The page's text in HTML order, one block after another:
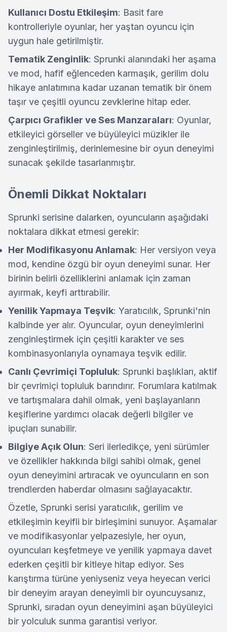
Kullanıcı Dostu Etkileşim: Basit fare
kontrolleriyle oyunlar, her yaştan oyuncu için
uygun hale getirilmiştir.
Tematik Zenginlik: Sprunki alanındaki her aşama
ve mod, hafif eğlenceden karmaşık, gerilim dolu
hikaye anlatımına kadar uzanan tematik bir önem
taşır ve çeşitli oyuncu zevklerine hitap eder.
Çarpıcı Grafikler ve Ses Manzaraları: Oyunlar,
etkileyici görseller ve büyüleyici müzikler ile
zenginleştirilmiş, derinlemesine bir oyun deneyimi
sunacak şekilde tasarlanmıştır.
Önemli Dikkat Noktaları
Sprunki serisine dalarken, oyuncuların aşağıdaki
noktalara dikkat etmesi gerekir:
Her Modifikasyonu Anlamak: Her versiyon veya
mod, kendine özgü bir oyun deneyimi sunar. Her
birinin belirli özelliklerini anlamak için zaman
ayırmak, keyfi arttırabilir.
Yenilik Yapmaya Teşvik: Yaratıcılık, Sprunki'nin
kalbinde yer alır. Oyuncular, oyun deneyimlerini
zenginleştirmek için çeşitli karakter ve ses
kombinasyonlarıyla oynamaya teşvik edilir.
Canlı Çevrimiçi Topluluk: Sprunki başlıkları, aktif
bir çevrimiçi topluluk barındırır. Forumlara katılmak
ve tartışmalara dahil olmak, yeni başlayanların
keşiflerine yardımcı olacak değerli bilgiler ve
ipuçları sunabilir.
Bilgiye Açık Olun: Seri ilerledikçe, yeni sürümler
ve özellikler hakkında bilgi sahibi olmak, genel
oyun deneyimini artıracak ve oyuncuların en son
trendlerden haberdar olmasını sağlayacaktır.
Özetle, Sprunki serisi yaratıcılık, gerilim ve
etkileşimin keyifli bir birleşimini sunuyor. Aşamalar
ve modifikasyonlar yelpazesiyle, her oyun,
oyuncuları keşfetmeye ve yenilik yapmaya davet
ederken çeşitli bir kitleye hitap ediyor. Ses
karıştırma türüne yeniyseniz veya heyecan verici
bir deneyim arayan deneyimli bir oyuncuysanız,
Sprunki, sıradan oyun deneyimini aşan büyüleyici
bir yolculuk sunma garantisi veriyor.